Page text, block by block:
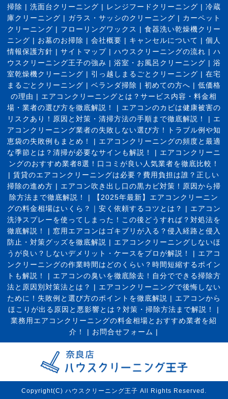
掃除 | 洗面台クリーニング | レンジフードクリーニング | 冷蔵
庫クリーニング | ガラス・サッシのクリーニング | カーペット
クリーニング | フローリングワックス | 食器洗い乾燥機クリー
ニング | お墓のお掃除 | 会社概要 | キャンセルについて | 個人
情報保護方針 | サイトマップ| ハウスクリーニングの流れ | ハ
ウスクリーニング王子の強み | 浴室・お風呂クリーニング | 浴
室乾燥機クリーニング | 引っ越しまるごとクリーニング | 在宅
まるごとクリーニング | ベランダ掃除 | 初めての方へ | 低価格
の理由 | エアコンクリーニングとは？サービス内容・料金相
場・業者の選び方を徹底解説！
| エアコンのカビは健康被害の
リスクあり！原因と対策・清掃方法の手順まで徹底解説！
| エ
アコンクリーニング業者の失敗しない選び方！トラブル例や知
恵袋の失敗例もまとめ！
| エアコンクリーニングの頻度と最適
な季節とは？清掃が必要なサインも解説！
| エアコンクリーニ
ングのおすすめ業者8選！口コミが良い人気業者を徹底比較！
| 賃貸のエアコンクリーニングは必要？費用負担は誰？正しい
掃除の進め方 | エアコン吹き出し口の黒カビ対策！原因から掃
除方法まで徹底解説！
|
【2025年最新】エアコンクリーニン
グの料金相場はいくら？｜安く依頼するコツとは？
| エアコン
洗浄スプレーを使ってしまった！この後どうすれば？対処法を
徹底解説！
| 窓用エアコンはゴキブリが入る？侵入経路と侵入
防止・対策グッズを徹底解説 | エアコンクリーニングしないほ
うが良い？しないデメリット・ケースをプロが解説！
| エアコ
ンクリーニングの作業時間はどのくらい？時間短縮するポイン
トも解説！
| エアコンの臭いを徹底除去！自分でできる掃除方
法と原因別対策法とは？
| エアコンクリーニングで後悔しない
ために！失敗例と選び方のポイントを徹底解説 | エアコンから
ほこりが出る原因と悪影響とは？対策・掃除方法まで解説！
|
業務用エアコンクリーニングの料金相場とおすすめ業者を紹
介！
| お問合せフォーム |
Copyright(C) ハウスクリーニング王子 All Rights Reserved.